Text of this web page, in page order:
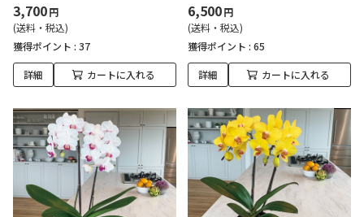
3,700円
(送料・税込)
獲得ポイント : 37
詳細 カートに入れる
6,500円
(送料・税込)
獲得ポイント : 65
詳細 カートに入れる